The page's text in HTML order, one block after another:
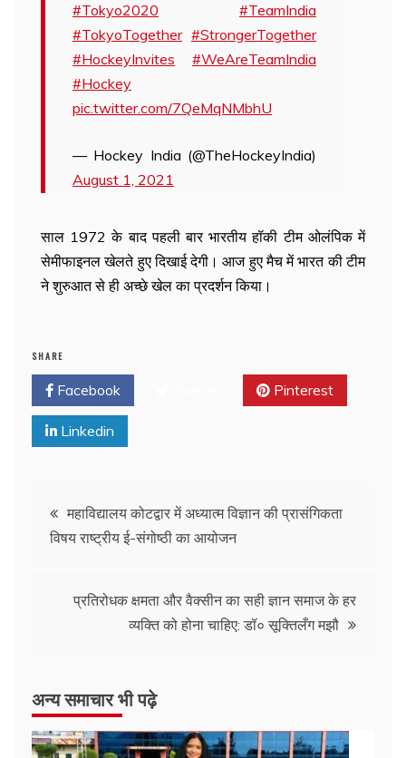
#Tokyo2020
#TeamIndia
#TokyoTogether #StrongerTogether
#HockeyInvites
#WeAreTeamIndia
#Hockey
pic.twitter.com/7QeMqNMbhU
— Hockey India (@TheHockeyIndia)
August 1, 2021
साल 1972 के बाद पहली बार भारतीय हॉकी टीम ओलंपिक में
सेमीफाइनल खेलते हुए दिखाई देगी। आज हुए मैच में भारत की टीम
ने शुरुआत से ही अच्छे खेल का प्रदर्शन किया।
SHARE
Facebook Pinterest
Linkedin
महाविद्यालय कोटद्वार में अध्यात्म विज्ञान की प्रासंगिकता
विषय राष्ट्रीय ई-संगोष्ठी का आयोजन
प्रतिरोधक क्षमता और वैक्सीन का सही ज्ञान समाज के हर
व्यक्ति को होना चाहिए: डॉ० सूक्तिलँग मझौ
अन्य समाचार भी पढ़े